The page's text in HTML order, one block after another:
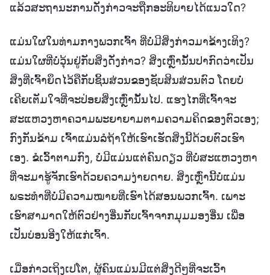
ແລ້ວສະຖານະການດັ່ງກ່າວຈະຖືກອະທິບາຍໄດ້ແນວໃດ?
ແມ່ນໃຜໃນທ່າມກາງພວກເຈົ້າ ທີ່ບໍ່ມີສິ່ງກ່າວມາຂ້າງເທິງ?
ແມ່ນໃຜທີ່ບໍ່ວຸ້ນຢູ່ກັບສິ່ງດັ່ງກ່າວ? ສິ່ງເຫຼົ່ານັ້ນປາກົດວ່າເປັນ
ສິ່ງທີ່ເຈົ້າຍຶດໄວ້ຄືກັບຊິ້ນສ່ວນຂອງຊັບສິນສ່ວນຕົວ ໂດຍບໍ່
ເຄີຍເຕັມໃຈທີ່ຈະປ່ອຍສິ່ງເຫຼົ່ານັ້ນໄປ. ແຮງໄກທີ່ເຈົ້າຈະ
ສະແຫວງຫາຄວາມພະຍາຍາມຕາມຄວາມຄິດຂອງຕົວເອງ;
ກົງກັນຂ້າມ ເຈົ້າແມ່ນລໍຖ້າໃຫ້ເຮົາເຮັດສິ່ງນີ້ດ້ວຍຕົວເຮົາ
ເອງ. ຂໍເວົ້າຕາມກົງ, ບໍ່ມີແມ່ນແຕ່ຄົນດຽວ ທີ່ບໍ່ສະແຫວງຫາ
ທີ່ຈະມາຮູ້ຈັກເຮົາດ້ວຍຄວາມງ່າຍດາຍ. ສິ່ງເຫຼົ່ານີ້ບໍ່ແມ່ນ
ພຣະທໍາທີ່ບໍ່ມີຄວາມໝາຍທີ່ເຮົາໄດ້ສອນພວກເຈົ້າ. ເພາະ
ເຮົາສາມາດໃຫ້ຕົວຢ່າງອື່ນກັບເຈົ້າຈາກມຸມມອງອື່ນ ເພື່ອ
ເປັນບ່ອນອີງໃຫ້ແກ່ເຈົ້າ.
ເມື່ອກ່າວເຖິງເປໂຕ, ຜູ້ຄົນແມ່ນມີແຕ່ສິ່ງດີໆທີ່ຈະເວົ້າ